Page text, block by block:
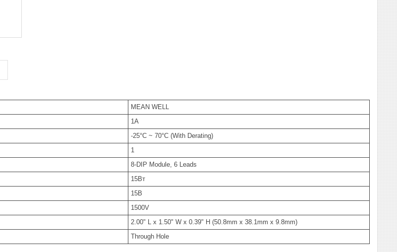
MEAN WELL
1A
-25°C ~ 70°C (With Derating)
1
8-DIP Module, 6 Leads
15Вт
15В
1500V
2.00" L x 1.50" W x 0.39" H (50.8mm x 38.1mm x 9.8mm)
Through Hole